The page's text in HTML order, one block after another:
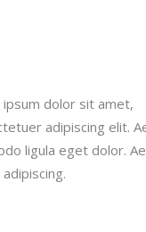
ipsum dolor sit amet,
adipiscing elit.
ligula eget dolor.